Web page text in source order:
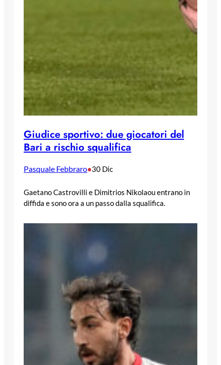
Giudice sportivo: due giocatori del
Bari a rischio squalifica
Pasquale Febbraro•30 Dic
Gaetano Castrovilli e Dimitrios Nikolaou entrano in
diffida e sono ora a un passo dalla squalifica.